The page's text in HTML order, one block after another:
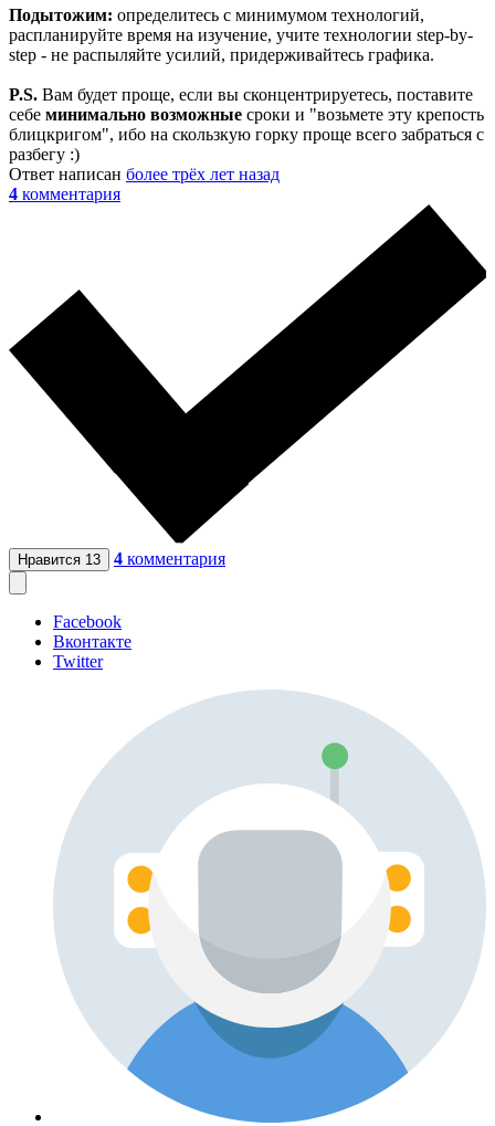
Подытожим: определитесь с минимумом технологий,
распланируйте время на изучение, учите технологии step-by-
step - не распыляйте усилий, придерживайтесь графика.
P.S. Вам будет проще, если вы сконцентрируетесь, поставите
себе минимально возможные сроки и "возьмете эту крепость
блицкригом", ибо на скользкую горку проще всего забраться с
разбегу :)
Ответ написан более трёх лет назад
4 комментария
Нравится 13 4 комментария
Facebook
Вконтакте
Twitter